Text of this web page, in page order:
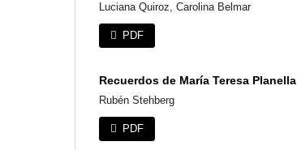
Luciana Quiroz, Carolina Belmar
PDF
Recuerdos de María Teresa Planella
Rubén Stehberg
PDF